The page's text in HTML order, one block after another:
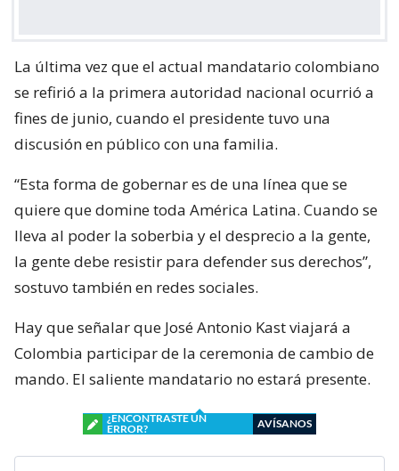
La última vez que el actual mandatario colombiano
se refirió a la primera autoridad nacional ocurrió a
fines de junio, cuando el presidente tuvo una
discusión en público con una familia.
“Esta forma de gobernar es de una línea que se
quiere que domine toda América Latina. Cuando se
lleva al poder la soberbia y el desprecio a la gente,
la gente debe resistir para defender sus derechos”,
sostuvo también en redes sociales.
Hay que señalar que José Antonio Kast viajará a
Colombia participar de la ceremonia de cambio de
mando. El saliente mandatario no estará presente.
¿ENCONTRASTE UN
ERROR?
AVÍSANOS